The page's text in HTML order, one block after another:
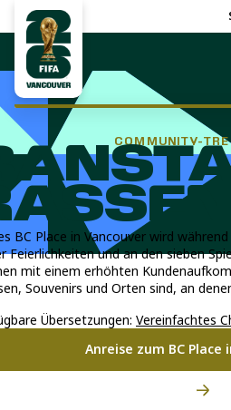
COMMUNITY-
BC Place in Vancouver wird
Feierlichkeiten und an den sieben
mit einem erhöhten
Souvenirs und Orten sind, an
Übersetzungen: Vereinfachtes
Anreise zum BC Place